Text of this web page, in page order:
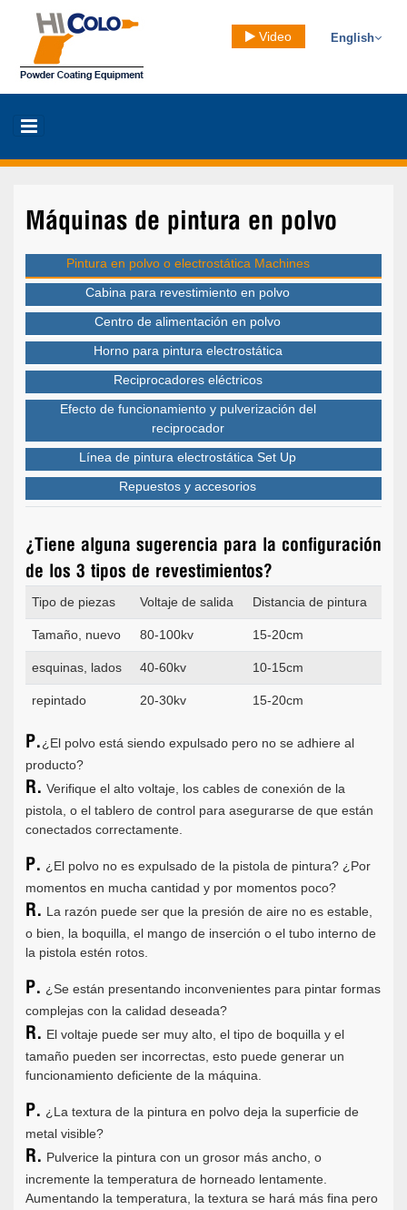
English
Video
Máquinas de pintura en polvo
Pintura en polvo o electrostática Machines
Cabina para revestimiento en polvo
Centro de alimentación en polvo
Horno para pintura electrostática
Reciprocadores eléctricos
Efecto de funcionamiento y pulverización del
reciprocador
Línea de pintura electrostática Set Up
Repuestos y accesorios
¿Tiene alguna sugerencia para la configuración
de los 3 tipos de revestimientos?
Tipo de piezas Voltaje de salida Distancia de pintura
Tamaño, nuevo 80-100kv 15-20cm
esquinas, lados 40-60kv 10-15cm
repintado 20-30kv 15-20cm
P.¿El polvo está siendo expulsado pero no se adhiere al
producto?
R. Verifique el alto voltaje, los cables de conexión de la
pistola, o el tablero de control para asegurarse de que están
conectados correctamente.
P. ¿El polvo no es expulsado de la pistola de pintura? ¿Por
momentos en mucha cantidad y por momentos poco?
R. La razón puede ser que la presión de aire no es estable,
o bien, la boquilla, el mango de inserción o el tubo interno de
la pistola estén rotos.
P. ¿Se están presentando inconvenientes para pintar formas
complejas con la calidad deseada?
R. El voltaje puede ser muy alto, el tipo de boquilla y el
tamaño pueden ser incorrectas, esto puede generar un
funcionamiento deficiente de la máquina.
P. ¿La textura de la pintura en polvo deja la superficie de
metal visible?
R. Pulverice la pintura con un grosor más ancho, o
incremente la temperatura de horneado lentamente.
Aumentando la temperatura, la textura se hará más fina pero